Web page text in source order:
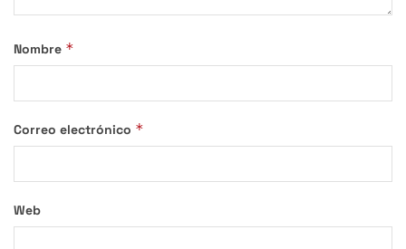
Nombre *
Correo electrónico *
Web